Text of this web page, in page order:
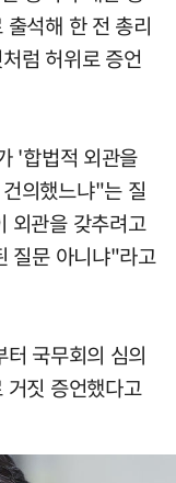
석해 한 전 총리
럼 허위로 증언
'합법적 외관을
의했느냐"는 질
외관을 갖추려고
질문 아니냐"라고
국무회의 심의
짓 증언했다고